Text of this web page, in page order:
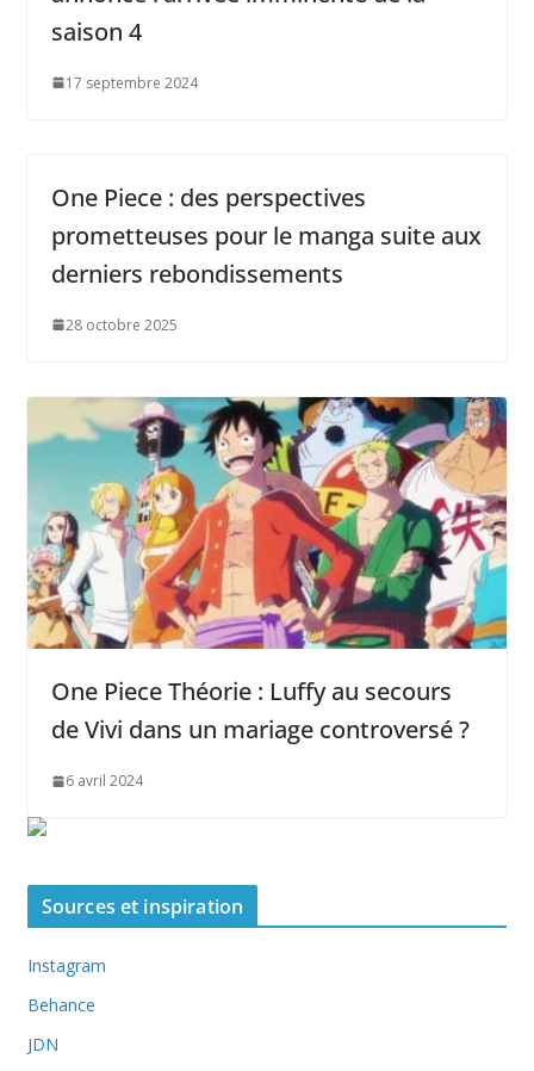
saison 4
17 septembre 2024
One Piece : des perspectives
prometteuses pour le manga suite aux
derniers rebondissements
28 octobre 2025
One Piece Théorie : Luffy au secours
de Vivi dans un mariage controversé ?
6 avril 2024
Sources et inspiration
Instagram
Behance
JDN